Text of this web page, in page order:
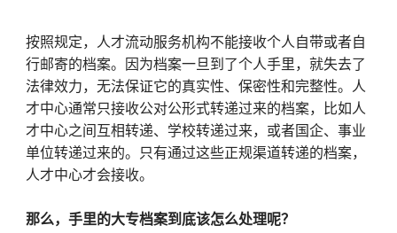
按照规定，人才流动服务机构不能接收个人自带或者自
行邮寄的档案。因为档案一旦到了个人手里，就失去了
法律效力，无法保证它的真实性、保密性和完整性。人
才中心通常只接收公对公形式转递过来的档案，比如人
才中心之间互相转递、学校转递过来，或者国企、事业
单位转递过来的。只有通过这些正规渠道转递的档案，
人才中心才会接收。
那么，手里的大专档案到底该怎么处理呢？